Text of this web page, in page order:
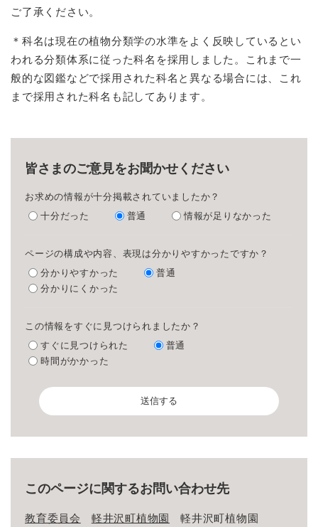
ご了承ください。
＊科名は現在の植物分類学の水準をよく反映しているとい
われる分類体系に従った科名を採用しました。これまで一
般的な図鑑などで採用された科名と異なる場合には、これ
まで採用された科名も記してあります。
皆さまのご意見をお聞かせください
お求めの情報が十分掲載されていましたか？
十分だった
普通 情報が足りなかった
ページの構成や内容、表現は分かりやすかったですか？
分かりやすかった
普通
分かりにくかった
この情報をすぐに見つけられましたか？
すぐに見つけられた
普通
時間がかかった
このページに関するお問い合わせ先
教育委員会 軽井沢町植物園 軽井沢町植物園